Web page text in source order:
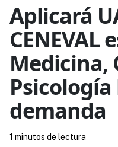
Aplicará
CENEVAL
Medicina,
demanda
1 minutos de lectura